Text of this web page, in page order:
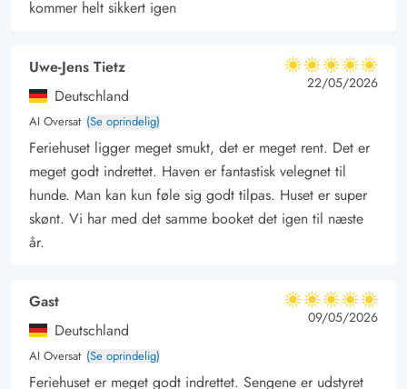
at have en ferie fyldt med komfort, afslapning og sjov for hele
kommer helt sikkert igen
Uwe-Jens Tietz
Deutschland
AI Oversat (Se oprindelig)
5 ud af 5
5 ud af 5
5 out of 5
22/05/2026
Feriehuset ligger meget smukt, det er meget rent. Det er
meget godt indrettet. Haven er fantastisk velegnet til
hunde. Man kan kun føle sig godt tilpas. Huset er super
skønt. Vi har med det samme booket det igen til næste
år.
Gast
Deutschland
AI Oversat (Se oprindelig)
5 ud af 5
5 ud af 5
5 out of 5
09/05/2026
Feriehuset er meget godt indrettet. Sengene er udstyret